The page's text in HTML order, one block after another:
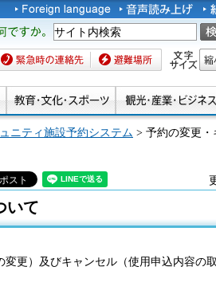
です
緊急時の連絡先 避難場所 文
縮
ニティ施設予約システム > 予約の変更
いて
更）及びキャンセル（使用申込内容の